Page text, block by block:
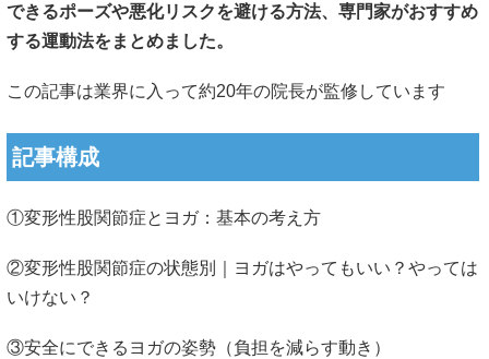
できるポーズや悪化リスクを避ける方法、専門家がおすすめ
する運動法をまとめました。
この記事は業界に入って約20年の院長が監修しています
記事構成
①変形性股関節症とヨガ：基本の考え方
②変形性股関節症の状態別｜ヨガはやってもいい？やっては
いけない？
③安全にできるヨガの姿勢（負担を減らす動き）